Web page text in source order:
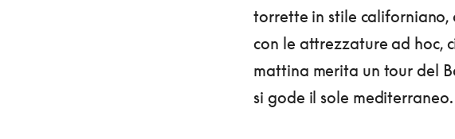
torrette in stile
con le attrezzature ad hoc,
mattina merita un tour del
si gode il sole mediterraneo.